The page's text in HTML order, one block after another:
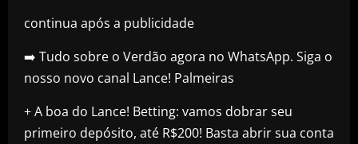
continua após a publicidade
➡️ Tudo sobre o Verdão agora no WhatsApp. Siga o
nosso novo canal Lance! Palmeiras
+ A boa do Lance! Betting: vamos dobrar seu
primeiro depósito, até R$200! Basta abrir sua conta